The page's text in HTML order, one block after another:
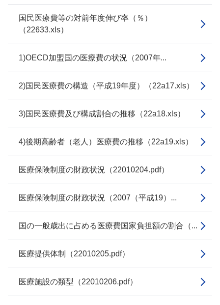
国民医療費等の対前年度伸び率（％）
（22633.xls）
1)OECD加盟国の医療費の状況（2007年...
2)国民医療費の構造（平成19年度）（22a17.xls）
3)国民医療費及び構成割合の推移（22a18.xls）
4)後期高齢者（老人）医療費の推移（22a19.xls）
医療保険制度の財政状況（22010204.pdf）
医療保険制度の財政状況（2007（平成19）...
国の一般歳出に占める医療費国家負担額の割合（...
医療提供体制（22010205.pdf）
医療施設の類型（22010206.pdf）